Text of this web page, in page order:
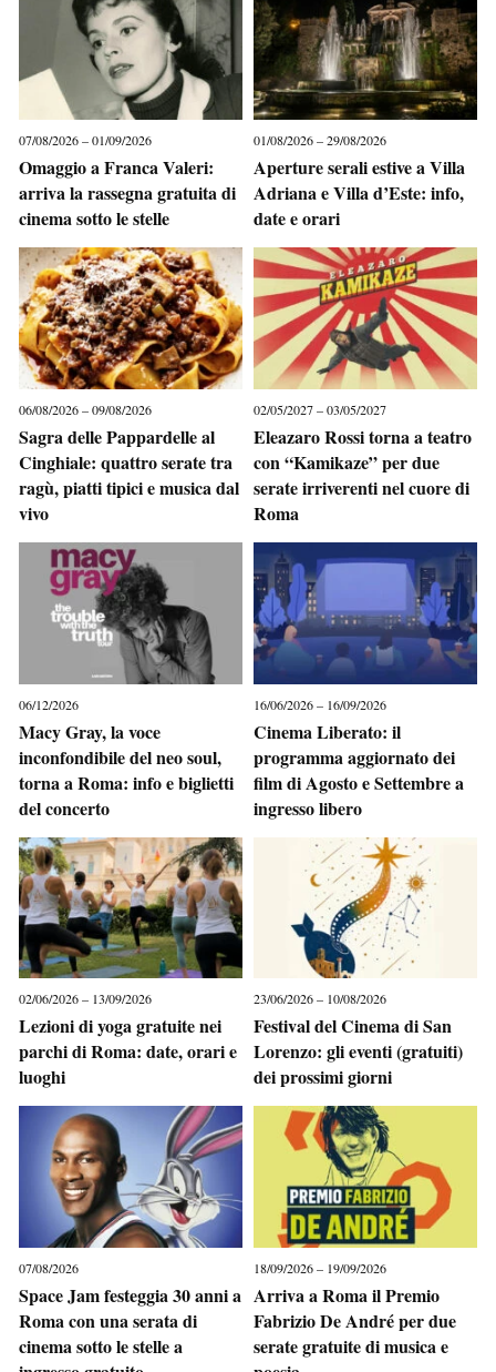
07/08/2026 – 01/09/2026
Omaggio a Franca Valeri:
arriva la rassegna gratuita di
cinema sotto le stelle
01/08/2026 – 29/08/2026
Aperture serali estive a Villa
Adriana e Villa d’Este: info,
date e orari
06/08/2026 – 09/08/2026
Sagra delle Pappardelle al
Cinghiale: quattro serate tra
ragù, piatti tipici e musica dal
vivo
02/05/2027 – 03/05/2027
Eleazaro Rossi torna a teatro
con “Kamikaze” per due
serate irriverenti nel cuore di
Roma
06/12/2026
Macy Gray, la voce
inconfondibile del neo soul,
torna a Roma: info e biglietti
del concerto
16/06/2026 – 16/09/2026
Cinema Liberato: il
programma aggiornato dei
film di Agosto e Settembre a
ingresso libero
02/06/2026 – 13/09/2026
Lezioni di yoga gratuite nei
parchi di Roma: date, orari e
luoghi
23/06/2026 – 10/08/2026
Festival del Cinema di San
Lorenzo: gli eventi (gratuiti)
dei prossimi giorni
07/08/2026
Space Jam festeggia 30 anni a
Roma con una serata di
cinema sotto le stelle a
18/09/2026 – 19/09/2026
Arriva a Roma il Premio
Fabrizio De André per due
serate gratuite di musica e